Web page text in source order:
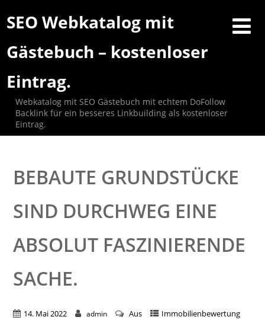
SEO Webkatalog mit
Gästebuch – kostenloser
Eintrag.
Webkatalog mit SEO Gästebuch mit echtem DoFollow
Backlink für ein besseres Linkbuilding als kostenloser
Eintrag.
BEBAUTE GRUNDSTÜCKE
SIND DURCHWEG EINE
ABSOLUT FASZINIERENDE
SACHE.
14. Mai 2022 admin Aus Immobilienbewertung